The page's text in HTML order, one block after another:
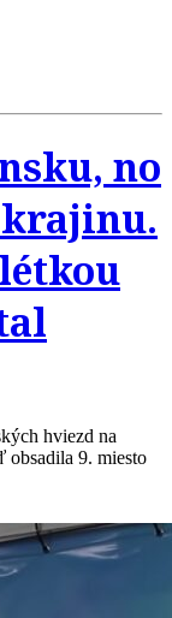
no
hviezd na
obsadila 9. miesto